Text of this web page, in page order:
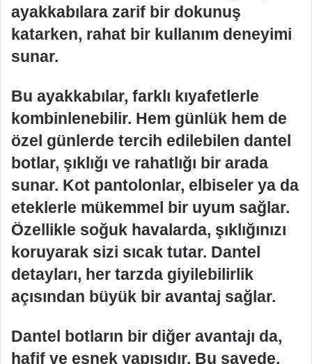
ayakkabılara zarif bir dokunuş
katarken, rahat bir kullanım deneyimi
sunar.
Bu ayakkabılar, farklı kıyafetlerle
kombinlenebilir. Hem günlük hem de
özel günlerde tercih edilebilen dantel
botlar, şıklığı ve rahatlığı bir arada
sunar. Kot pantolonlar, elbiseler ya da
eteklerle mükemmel bir uyum sağlar.
Özellikle soğuk havalarda, şıklığınızı
koruyarak sizi sıcak tutar. Dantel
detayları, her tarzda giyilebilirlik
açısından büyük bir avantaj sağlar.
Dantel botların bir diğer avantajı da,
hafif ve esnek yapısıdır. Bu sayede,